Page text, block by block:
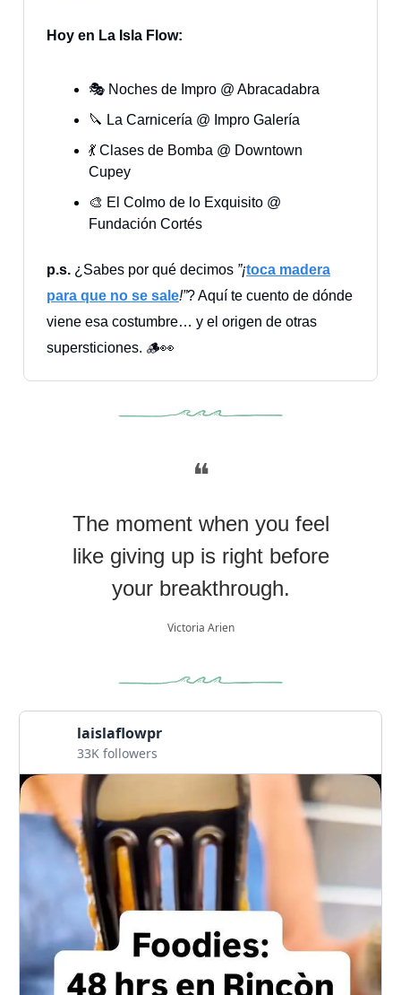
Hoy en La Isla Flow:
🎭 Noches de Impro @ Abracadabra
🔪 La Carnicería @ Impro Galería
💃 Clases de Bomba @ Downtown
Cupey
🎨 El Colmo de lo Exquisito @
Fundación Cortés
p.s. ¿Sabes por qué decimos ”¡toca madera
para que no se sale!”? Aquí te cuento de dónde
viene esa costumbre… y el origen de otras
supersticiones. 🪵👀
❝
The moment when you feel
like giving up is right before
your breakthrough.
Victoria Arien
laislaflowpr
33K followers